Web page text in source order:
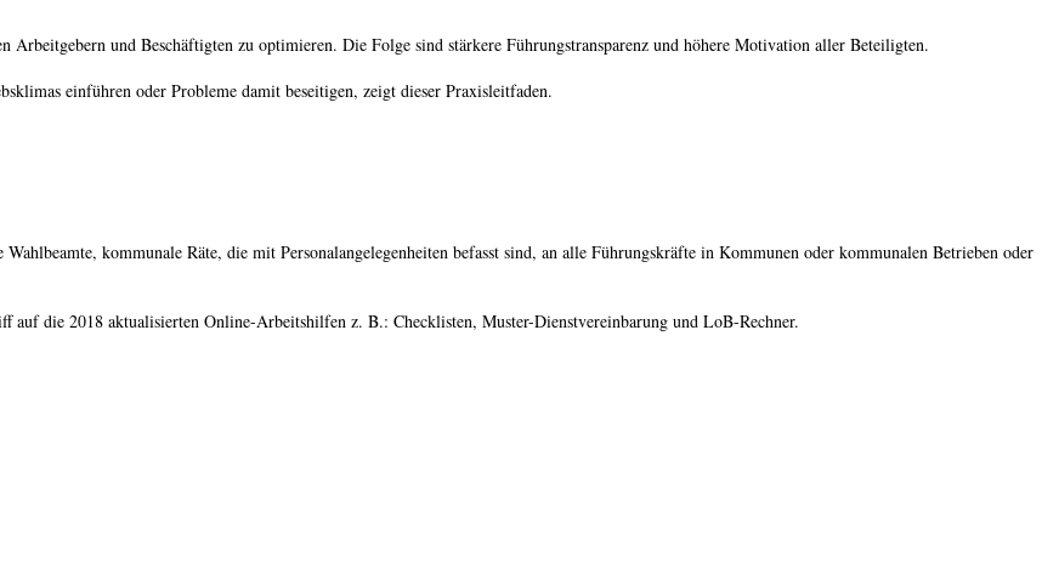
und Beschäftigten zu optimieren. Die Folge sind stärkere Führungstransparenz und höhere Motivation aller Beteiligten.
einführen oder Probleme damit beseitigen, zeigt dieser Praxisleitfaden.
kommunale Räte, die mit Personalangelegenheiten befasst sind, an alle Führungskräfte in Kommunen oder kommunalen Betrieben oder
die 2018 aktualisierten Online-Arbeitshilfen z. B.: Checklisten, Muster-Dienstvereinbarung und LoB-Rechner.